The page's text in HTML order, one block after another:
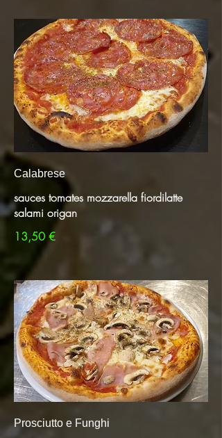
Calabrese
sauces tomates mozzarella fiordilatte
salami origan
13,50 €
Prosciutto e Funghi